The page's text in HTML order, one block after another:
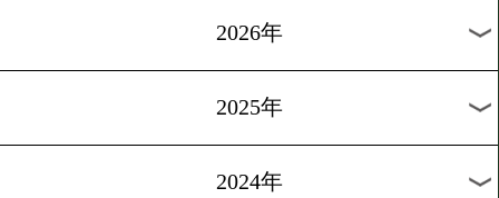
山中の左を警戒
[ニュース]2012.10.29
新人王西軍代表決定